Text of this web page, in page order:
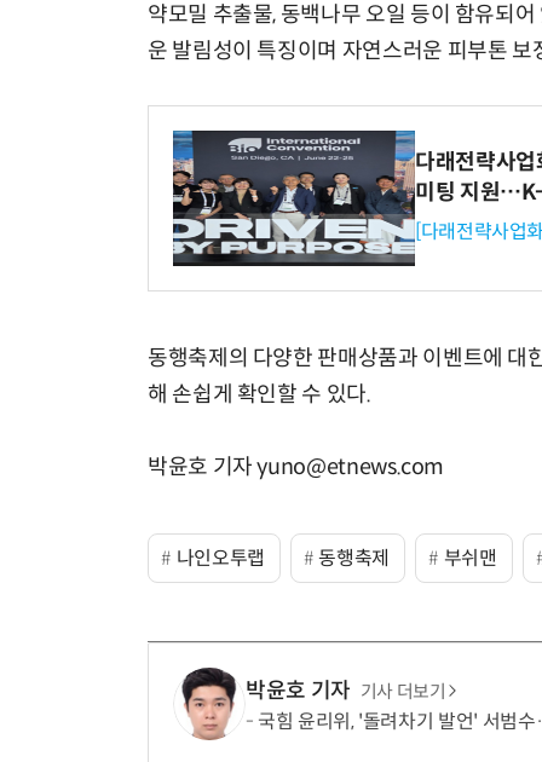
약모밀 추출물, 동백나무 오일 등이 함유되
운 발림성이 특징이며 자연스러운 피부톤 보
다래전략사
미팅 지원
[다래전략사업
동행축제의 다양한 판매상품과 이벤트에
해 손쉽게 확인할 수 있다.
박윤호 기자 yuno@etnews.com
나인오투랩 동행축제 부쉬맨
박윤호 기자 기사 더보기
국힘 윤리위, '돌려차기 발언' 서범